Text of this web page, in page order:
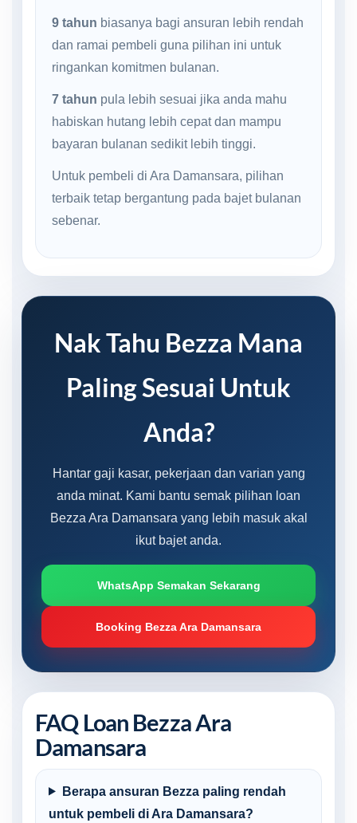
9 tahun biasanya bagi ansuran lebih rendah
dan ramai pembeli guna pilihan ini untuk
ringankan komitmen bulanan.
7 tahun pula lebih sesuai jika anda mahu
habiskan hutang lebih cepat dan mampu
bayaran bulanan sedikit lebih tinggi.
Untuk pembeli di Ara Damansara, pilihan
terbaik tetap bergantung pada bajet bulanan
sebenar.
Nak Tahu Bezza Mana
Paling Sesuai Untuk
Anda?
Hantar gaji kasar, pekerjaan dan varian yang
anda minat. Kami bantu semak pilihan loan
Bezza Ara Damansara yang lebih masuk akal
ikut bajet anda.
WhatsApp Semakan Sekarang
Booking Bezza Ara Damansara
FAQ Loan Bezza Ara
Damansara
Berapa ansuran Bezza paling rendah
untuk pembeli di Ara Damansara?